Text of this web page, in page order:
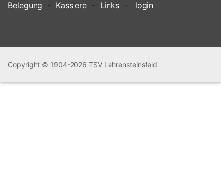
Belegung - Kassiere - Links - login
Copyright © 1904-2026 TSV Lehrensteinsfeld